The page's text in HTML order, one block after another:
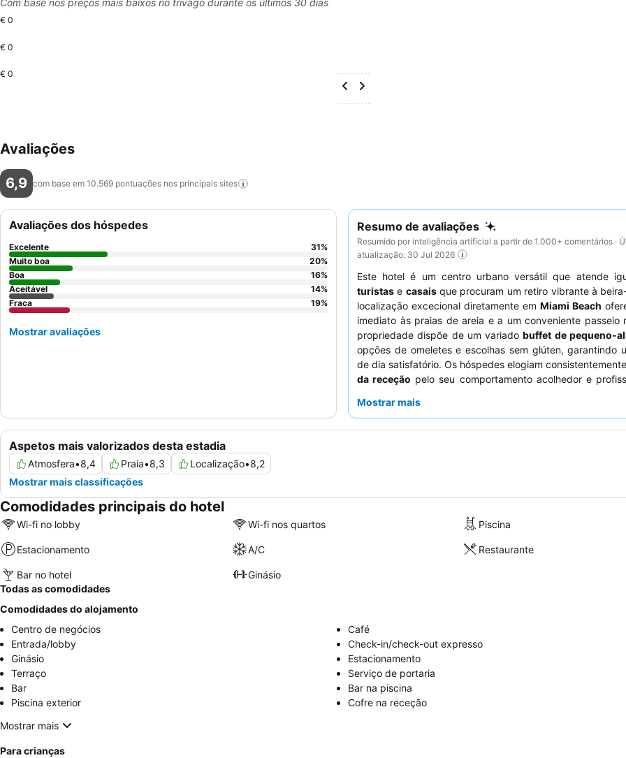
Com base nos preços mais baixos no trivago durante os últimos 30 dias
€ 0
€ 0
€ 0
Avaliações
6,9 com base em 10.569 pontuações nos principais sites
Resumo de avaliações
Resumido por inteligência artificial a partir de 1.000+ comentários ·
atualização: 30 Jul 2026
Este hotel é um centro urbano versátil que atende
turistas e casaisque procuram um retiro vibrante à
localização excecional diretamente em Miami Beach
imediato às praias de areia e a um conveniente passeio
propriedade dispõe de um variadobuffet de pequeno-
opções de omeletes e escolhas sem glúten, garantindo
de dia satisfatório. Os hóspedes elogiam
da receção pelo seu comportamento acolhedor e
para longe das principais vias para minimizar o ruído.
Mostrar mais
Aspetos mais valorizados desta estadia
Atmosfera•8,4 Praia•8,3 Localização•8,2
Mostrar mais classificações
Avaliações dos hóspedes
Excelente 31%
Muito boa
20%
Boa
16%
Aceitável
14%
Fraca
19%
Mostrar avaliações
Comodidades principais do hotel
Wi-fi no lobby Wi-fi nos quartos Piscina
Estacionamento A/C Restaurante
Bar no hotel
Ginásio
Todas as comodidades
Comodidades do alojamento
Centro de negócios
Café
Entrada/lobby
Check-in/check-out expresso
Ginásio
Estacionamento
Terraço
Serviço de portaria
Bar
Bar na piscina
Piscina exterior
Cofre na receção
Mostrar mais
Para crianças